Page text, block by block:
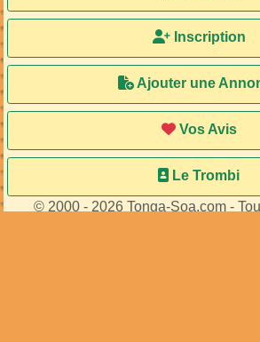
Inscription
Ajouter une
Vos Avis
Le Trombi
© 2000 - 2026 Tonga-Soa.com -